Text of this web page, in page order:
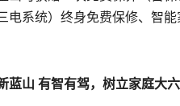
电系统）终身免费保修、智
蓝山 有智有驾， 树立家庭大